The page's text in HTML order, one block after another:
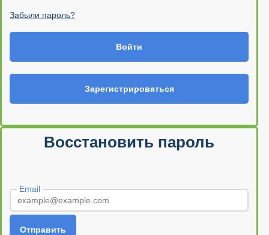
Забыли пароль?
Войти
Зарегистрироваться
Восстановить пароль
Email
Отправить